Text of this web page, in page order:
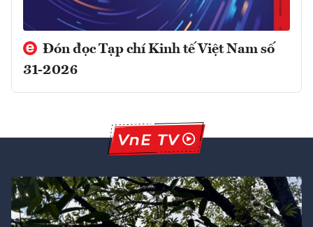
Đón đọc Tạp chí Kinh tế Việt Nam số
31-2026